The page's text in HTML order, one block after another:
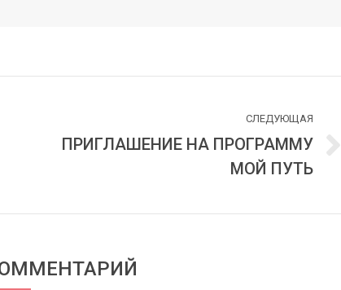
СЛЕДУЮЩАЯ
Следующая
ПРИГЛАШЕНИЕ НА ПРОГРАММУ
МОЙ ПУТЬ